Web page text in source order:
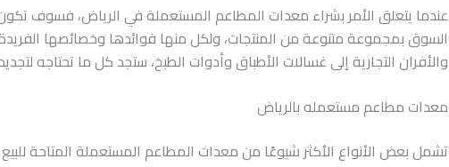
عندما يتعلق الأمر بشراء معدات المطاعم المستعملة في الرياض، فسوف تكون
السوق بمجموعة متنوعة من المنتجات، ولكل منها فوائدها وخصائصها
والأفران التجارية إلى غسالات الأطباق وأدوات الطبخ، ستجد كل ما تحتاجه
معدات مطاعم مستعمله بالرياض
تشمل بعض الأنواع الأكثر شيوعًا من معدات المطاعم المستعملة المتاحة